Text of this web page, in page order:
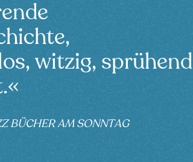
witzig, sprühend
BÜCHER AM SONNTAG